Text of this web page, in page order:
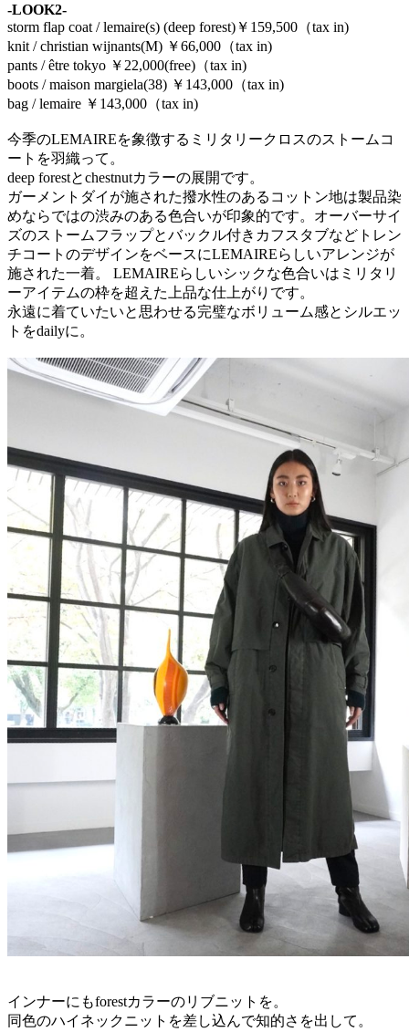
-LOOK2-
storm flap coat / lemaire(s) (deep forest) ￥159,500（tax in)
knit / christian wijnants(M) ￥66,000（tax in)
pants / être tokyo ￥22,000(free)（tax in)
boots / maison margiela(38) ￥143,000（tax in)
bag / lemaire ￥143,000（tax in)
今季のLEMAIREを象徴するミリタリークロスのストームコ
ートを羽織って。
deep forestとchestnutカラーの展開です。
ガーメントダイが施された撥水性のあるコットン地は製品染
めならではの渋みのある色合いが印象的です。オーバーサイ
ズのストームフラップとバックル付きカフスタブなどトレン
チコートのデザインをベースにLEMAIREらしいアレンジが
施された一着。 LEMAIREらしいシックな色合いはミリタリ
ーアイテムの枠を超えた上品な仕上がりです。
永遠に着ていたいと思わせる完璧なボリューム感とシルエッ
トをdailyに。
インナーにもforestカラーのリブニットを。
同色のハイネックニットを差し込んで知的さを出して。